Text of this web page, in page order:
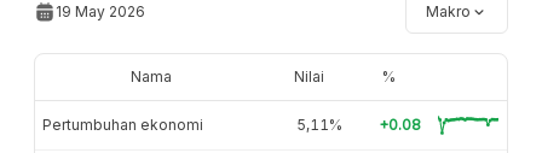
19 May 2026 Makro
Nama Nilai %
Pertumbuhan ekonomi 5,11% +0.08